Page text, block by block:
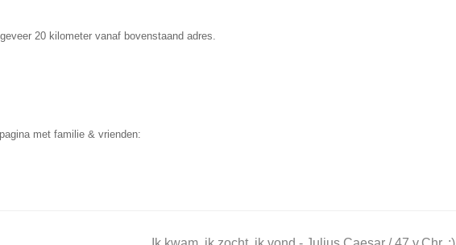
20 kilometer vanaf bovenstaand adres.
met familie & vrienden: